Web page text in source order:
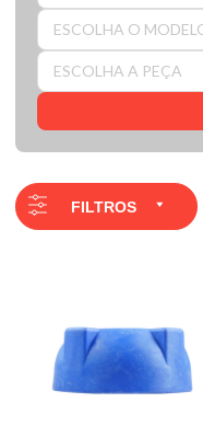
ESCOLHA O
ESCOLHA A PEÇA
FILTROS